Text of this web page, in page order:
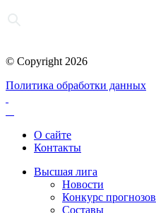
© Copyright 2026
Политика обработки данных
О сайте
Контакты
Высшая лига
Новости
Конкурс прогнозов
Составы